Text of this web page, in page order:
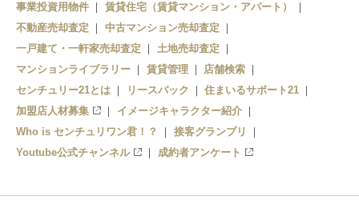
事業投資用物件
賃貸住宅（賃貸マンション・アパート）
不動産売却査定
中古マンション売却査定
一戸建て・一軒家売却査定
土地売却査定
マンションライブラリー
賃貸管理
店舗検索
センチュリー21とは
リースバック
住まいるサポート21
加盟店人材募集
イメージキャラクター紹介
Who is センチュリワン君！？
接客グランプリ
Youtube公式チャンネル
成約者アンケート